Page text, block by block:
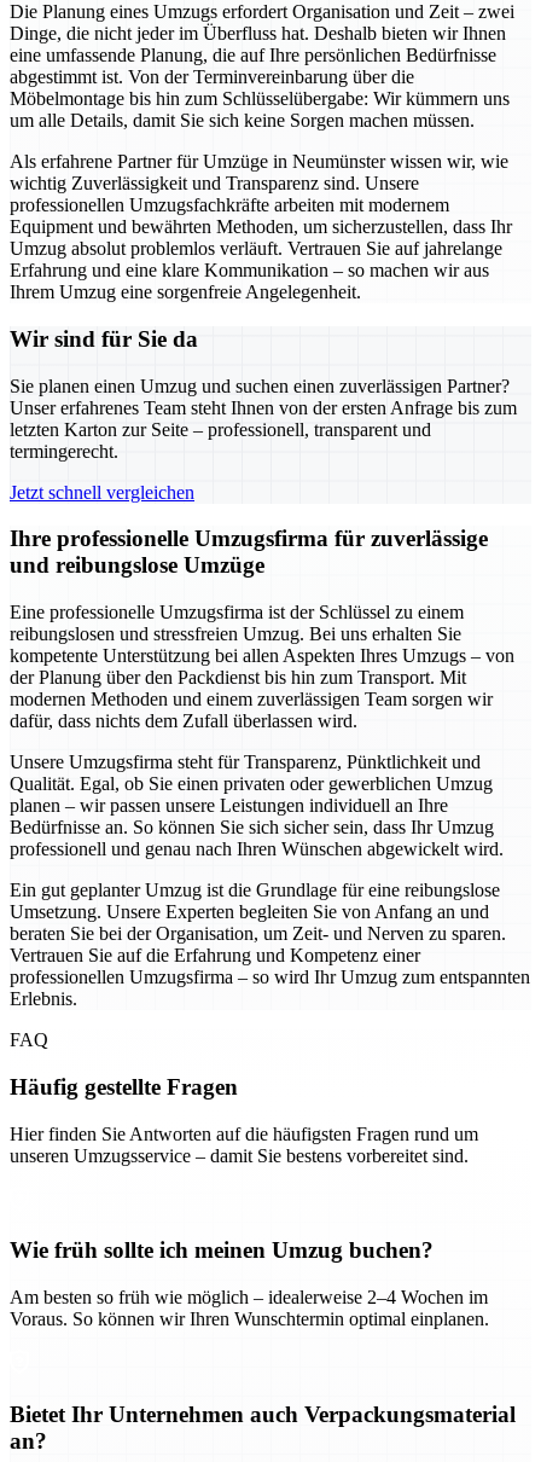
Die Planung eines Umzugs erfordert Organisation und Zeit – zwei
Dinge, die nicht jeder im Überfluss hat. Deshalb bieten wir Ihnen
eine umfassende Planung, die auf Ihre persönlichen Bedürfnisse
abgestimmt ist. Von der Terminvereinbarung über die
Möbelmontage bis hin zum Schlüsselübergabe: Wir kümmern uns
um alle Details, damit Sie sich keine Sorgen machen müssen.
Als erfahrene Partner für Umzüge in Neumünster wissen wir, wie
wichtig Zuverlässigkeit und Transparenz sind. Unsere
professionellen Umzugsfachkräfte arbeiten mit modernem
Equipment und bewährten Methoden, um sicherzustellen, dass Ihr
Umzug absolut problemlos verläuft. Vertrauen Sie auf jahrelange
Erfahrung und eine klare Kommunikation – so machen wir aus
Ihrem Umzug eine sorgenfreie Angelegenheit.
Wir sind für Sie da
Sie planen einen Umzug und suchen einen zuverlässigen Partner?
Unser erfahrenes Team steht Ihnen von der ersten Anfrage bis zum
letzten Karton zur Seite – professionell, transparent und
termingerecht.
Jetzt schnell vergleichen
Ihre professionelle Umzugsfirma für zuverlässige
und reibungslose Umzüge
Eine professionelle Umzugsfirma ist der Schlüssel zu einem
reibungslosen und stressfreien Umzug. Bei uns erhalten Sie
kompetente Unterstützung bei allen Aspekten Ihres Umzugs – von
der Planung über den Packdienst bis hin zum Transport. Mit
modernen Methoden und einem zuverlässigen Team sorgen wir
dafür, dass nichts dem Zufall überlassen wird.
Unsere Umzugsfirma steht für Transparenz, Pünktlichkeit und
Qualität. Egal, ob Sie einen privaten oder gewerblichen Umzug
planen – wir passen unsere Leistungen individuell an Ihre
Bedürfnisse an. So können Sie sich sicher sein, dass Ihr Umzug
professionell und genau nach Ihren Wünschen abgewickelt wird.
Ein gut geplanter Umzug ist die Grundlage für eine reibungslose
Umsetzung. Unsere Experten begleiten Sie von Anfang an und
beraten Sie bei der Organisation, um Zeit- und Nerven zu sparen.
Vertrauen Sie auf die Erfahrung und Kompetenz einer
professionellen Umzugsfirma – so wird Ihr Umzug zum entspannten
Erlebnis.
FAQ
Häufig gestellte Fragen
Hier finden Sie Antworten auf die häufigsten Fragen rund um
unseren Umzugsservice – damit Sie bestens vorbereitet sind.
Wie früh sollte ich meinen Umzug buchen?
Am besten so früh wie möglich – idealerweise 2–4 Wochen im
Voraus. So können wir Ihren Wunschtermin optimal einplanen.
Bietet Ihr Unternehmen auch Verpackungsmaterial
an?